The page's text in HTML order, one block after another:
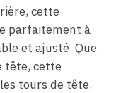
cette
parfaitement à
et ajusté. Que
tête, cette
tours de tête.